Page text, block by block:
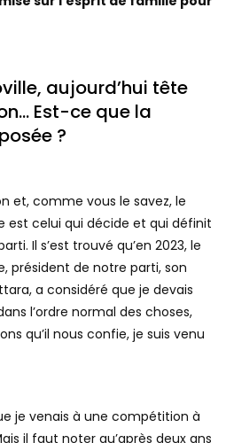
aujourd’hui tête
Est-ce que la
?
et, comme vous le savez, le
est celui qui décide et qui définit
Il s’est trouvé qu’en 2023, le
président de notre parti, son
a considéré que je devais
l’ordre normal des choses,
qu’il nous confie, je suis venu
je venais à une compétition à
il faut noter qu’après deux ans